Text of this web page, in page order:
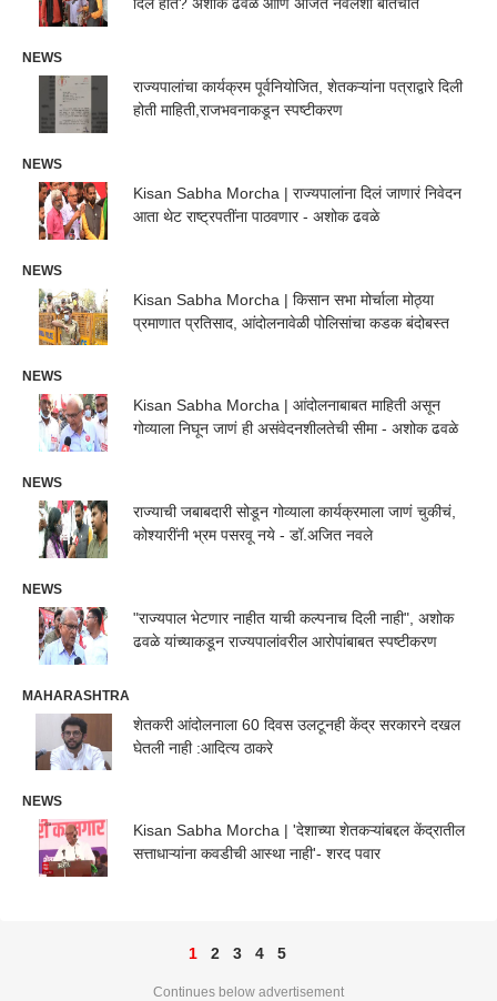
दिलं होतं? अशोक ढवळे आणि अजित नवलेंशी बातचीत
NEWS
राज्यपालांचा कार्यक्रम पूर्वनियोजित, शेतकऱ्यांना पत्राद्वारे दिली
होती माहिती,राजभवनाकडून स्पष्टीकरण
NEWS
Kisan Sabha Morcha | राज्यपालांना दिलं जाणारं निवेदन
आता थेट राष्ट्रपतींना पाठवणार - अशोक ढवळे
NEWS
Kisan Sabha Morcha | किसान सभा मोर्चाला मोठ्या
प्रमाणात प्रतिसाद, आंदोलनावेळी पोलिसांचा कडक बंदोबस्त
NEWS
Kisan Sabha Morcha | आंदोलनाबाबत माहिती असून
गोव्याला निघून जाणं ही असंवेदनशीलतेची सीमा - अशोक ढवळे
NEWS
राज्याची जबाबदारी सोडून गोव्याला कार्यक्रमाला जाणं चुकीचं,
कोश्यारींनी भ्रम पसरवू नये - डॉ.अजित नवले
NEWS
"राज्यपाल भेटणार नाहीत याची कल्पनाच दिली नाही", अशोक
ढवळे यांच्याकडून राज्यपालांवरील आरोपांबाबत स्पष्टीकरण
MAHARASHTRA
शेतकरी आंदोलनाला 60 दिवस उलटूनही केंद्र सरकारने दखल
घेतली नाही :आदित्य ठाकरे
NEWS
Kisan Sabha Morcha | 'देशाच्या शेतकऱ्यांबद्दल केंद्रातील
सत्ताधाऱ्यांना कवडीची आस्था नाही'- शरद पवार
1 2 3 4 5
Continues below advertisement